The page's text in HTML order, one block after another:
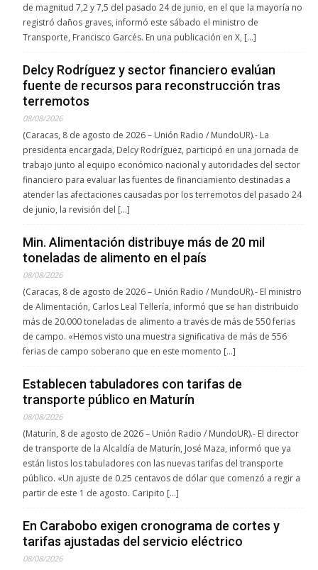
de magnitud 7,2 y 7,5 del pasado 24 de junio, en el que la mayoría no
registró daños graves, informó este sábado el ministro de
Transporte, Francisco Garcés. En una publicación en X, […]
Delcy Rodríguez y sector financiero evalúan
fuente de recursos para reconstrucción tras
terremotos
08/08/2026
(Caracas, 8 de agosto de 2026 – Unión Radio / MundoUR).- La
presidenta encargada, Delcy Rodríguez, participó en una jornada de
trabajo junto al equipo económico nacional y autoridades del sector
financiero para evaluar las fuentes de financiamiento destinadas a
atender las afectaciones causadas por los terremotos del pasado 24
de junio, la revisión del […]
Min. Alimentación distribuye más de 20 mil
toneladas de alimento en el país
08/08/2026
(Caracas, 8 de agosto de 2026 – Unión Radio / MundoUR).- El ministro
de Alimentación, Carlos Leal Tellería, informó que se han distribuido
más de 20.000 toneladas de alimento a través de más de 550 ferias
de campo. «Hemos visto una muestra significativa de más de 556
ferias de campo soberano que en este momento […]
Establecen tabuladores con tarifas de
transporte público en Maturín
08/08/2026
(Maturín, 8 de agosto de 2026 – Unión Radio / MundoUR).- El director
de transporte de la Alcaldía de Maturín, José Maza, informó que ya
están listos los tabuladores con las nuevas tarifas del transporte
público. «Un ajuste de 0.25 centavos de dólar que comenzó a regir a
partir de este 1 de agosto. Caripito […]
En Carabobo exigen cronograma de cortes y
tarifas ajustadas del servicio eléctrico
08/08/2026